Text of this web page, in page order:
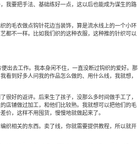
我要把手法、基础练好一点，这以后也能成为谋生的路
的毛衣做点钩针花边当装饰，算是流水线上的一个小环
都不一样。比如我们织的这种衣服，这种推的针织可以
出去工作。我本身闲不住，一直没断过钩织的爱好。那
看到好多人问我的作品怎么做的、用什么线，我就想，
很好的返评。后来生了孩子，没那么多时间做手工了，
店铺做过加工，和他们比较熟。我就想可以把他们的毛
价，这样不用囤货，慢慢地就做起来了。
织相关的东西。卖了线，你就需要提供教程，所以就开